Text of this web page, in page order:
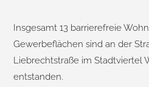
Insgesamt 13 barrierefreie
Gewerbeflächen sind an der
Liebrechtstraße im Stadtviertel
entstanden.